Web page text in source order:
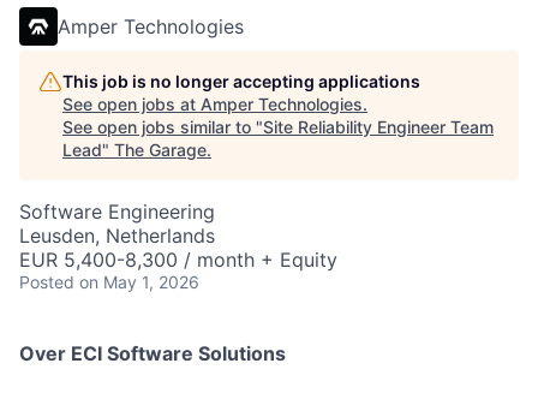
Amper Technologies
This job is no longer accepting applications
See open jobs at Amper Technologies.
See open jobs similar to "Site Reliability Engineer Team
Lead" The Garage.
Software Engineering
Leusden, Netherlands
EUR 5,400-8,300 / month + Equity
Posted on May 1, 2026
Over ECI Software Solutions